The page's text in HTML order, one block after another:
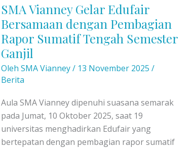
SMA Vianney Gelar Edufair
Bersamaan dengan Pembagian
Rapor Sumatif Tengah Semester
Ganjil
Oleh SMA Vianney/ 13 November 2025 /
Berita
Aula SMA Vianney dipenuhi suasana semarak
pada Jumat, 10 Oktober 2025, saat 19
universitas menghadirkan Edufair yang
bertepatan dengan pembagian rapor sumatif